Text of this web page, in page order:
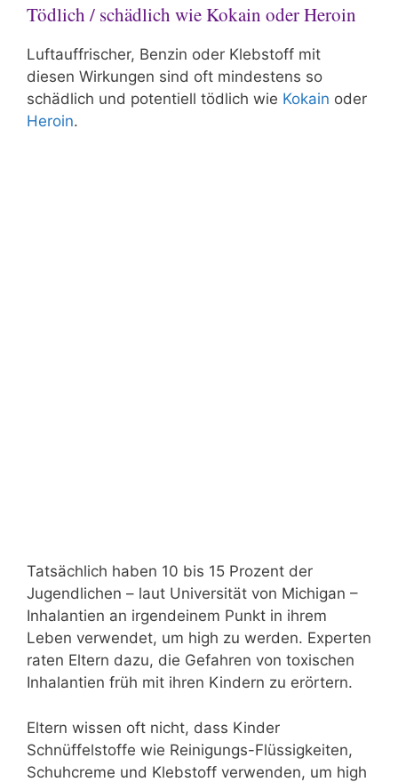
Tödlich / schädlich wie Kokain oder Heroin
Luftauffrischer, Benzin oder Klebstoff mit
diesen Wirkungen sind oft mindestens so
schädlich und potentiell tödlich wie Kokain oder
Heroin.
Tatsächlich haben 10 bis 15 Prozent der
Jugendlichen – laut Universität von Michigan –
Inhalantien an irgendeinem Punkt in ihrem
Leben verwendet, um high zu werden. Experten
raten Eltern dazu, die Gefahren von toxischen
Inhalantien früh mit ihren Kindern zu erörtern.
Eltern wissen oft nicht, dass Kinder
Schnüffelstoffe wie Reinigungs-Flüssigkeiten,
Schuhcreme und Klebstoff verwenden, um high